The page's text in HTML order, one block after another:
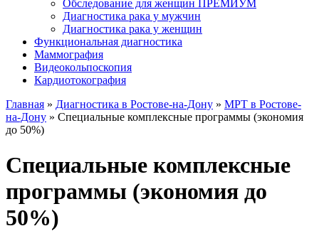
Обследование для женщин ПРЕМИУМ
Диагностика рака у мужчин
Диагностика рака у женщин
Функциональная диагностика
Маммография
Видеокольпоскопия
Кардиотокография
Главная » Диагностика в Ростове-на-Дону » МРТ в Ростове-
на-Дону » Специальные комплексные программы (экономия
до 50%)
Специальные комплексные
программы (экономия до
50%)